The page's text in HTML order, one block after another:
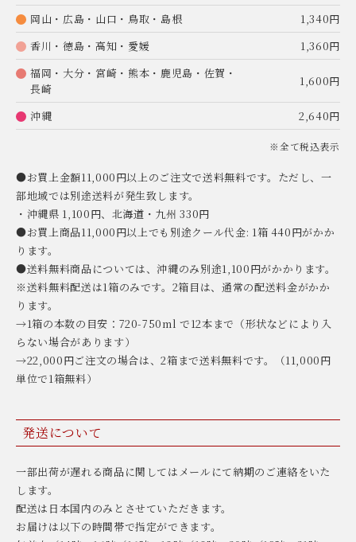
岡山・広島・山口・鳥取・島根
1,340円
香川・徳島・高知・愛媛
1,360円
福岡・大分・宮崎・熊本・鹿児島・佐賀・
長崎
1,600円
沖縄 2,640円
※全て税込表示
●お買上金額11,000円以上のご注文で送料無料です。ただし、一
部地域では別途送料が発生致します。
・沖縄県 1,100円、北海道・九州 330円
●お買上商品11,000円以上でも別途クール代金: 1箱 440円がかか
ります。
●送料無料商品については、沖縄のみ別途1,100円がかかります。
※送料無料配送は1箱のみです。2箱目は、通常の配送料金がかか
ります。
→1箱の本数の目安：720-750ml で12本まで（形状などにより入
らない場合があります）
→22,000円ご注文の場合は、2箱まで送料無料です。（11,000円
単位で1箱無料）
発送について
一部出荷が遅れる商品に関してはメールにて納期のご連絡をいた
します。
配送は日本国内のみとさせていただきます。
お届けは以下の時間帯で指定ができます。